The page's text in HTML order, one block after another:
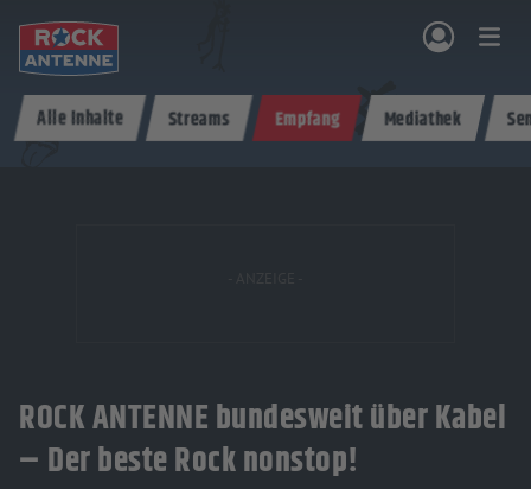
& PROGRAMM AKTIONEN & KONZERTE MUSIK ROCKCOMMUNITY SHOPPEN
Alle Inhalte Streams Empfang Mediathek
ROCK ANTENNE bundesweit über Kabel
– Der beste Rock nonstop!